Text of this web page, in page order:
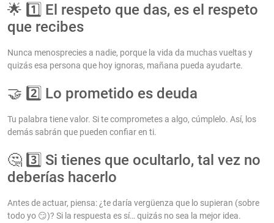
🌟 1️⃣ El respeto que das, es el respeto
que recibes
Nunca menosprecies a nadie, porque la vida da muchas vueltas y
quizás esa persona que hoy ignoras, mañana pueda ayudarte.
🤝 2️⃣ Lo prometido es deuda
Tu palabra tiene valor. Si te comprometes a algo, cúmplelo. Así, los
demás sabrán que pueden confiar en ti.
🤔 3️⃣ Si tienes que ocultarlo, tal vez no
deberías hacerlo
Antes de actuar, piensa: ¿te daría vergüenza que lo supieran (sobre
todo yo 😏)? Si la respuesta es sí… quizás no sea la mejor idea.